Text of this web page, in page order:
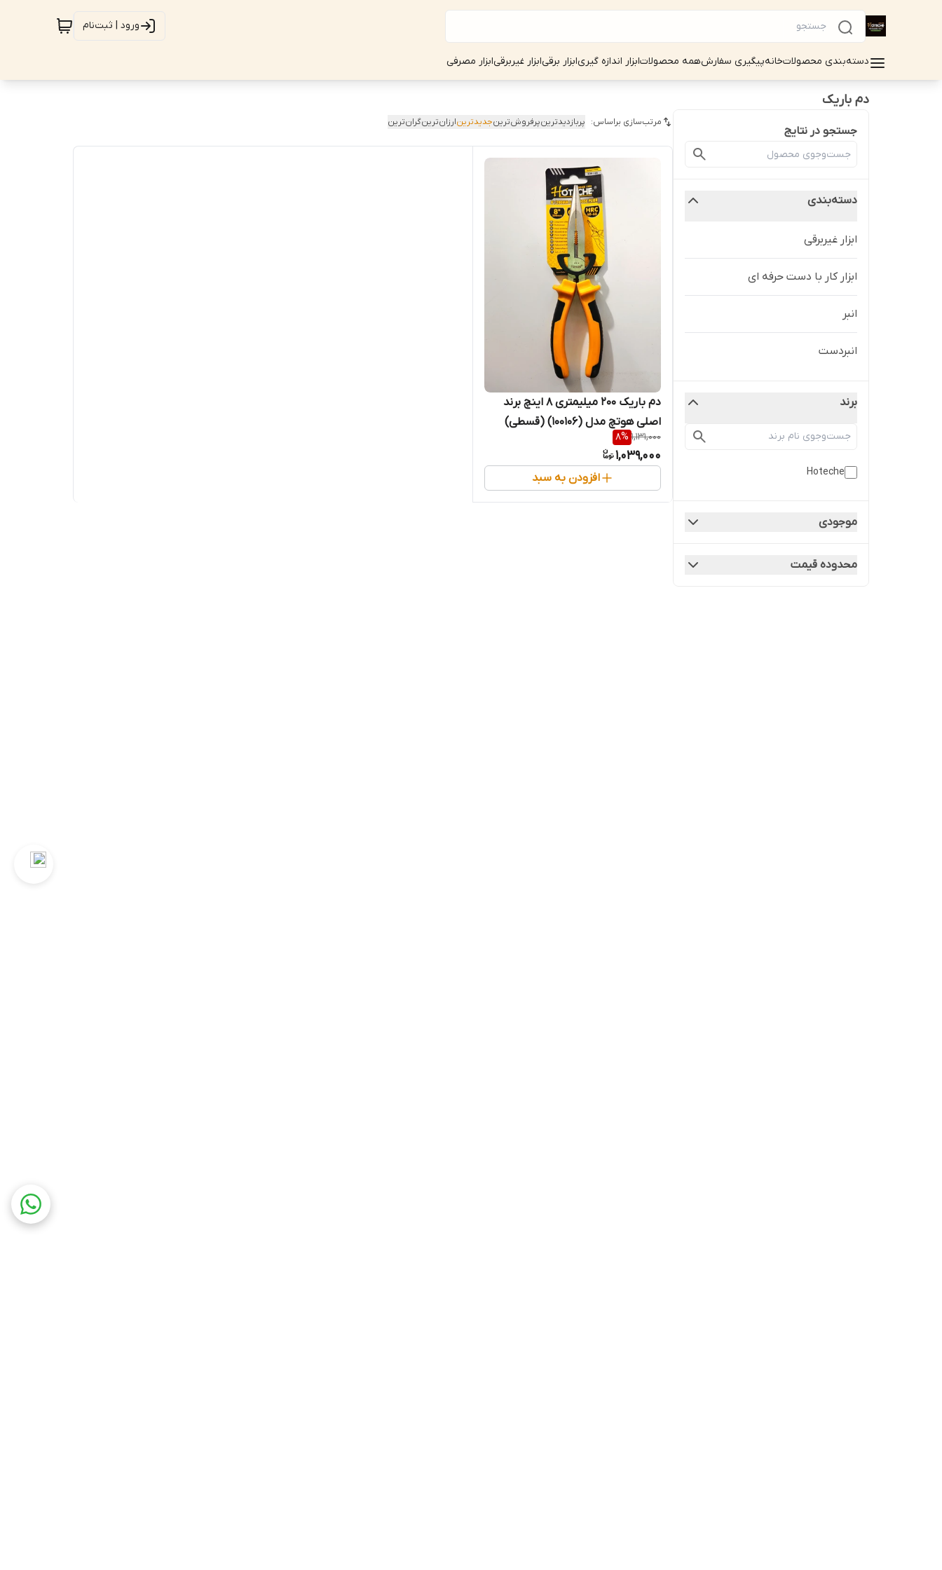
ورود | ثبت‌نام
دسته‌بندی محصولاتخانهپیگیری سفارشهمه محصولاتابزار اندازه گیریابزار برقیابزار غیربرقیابزار مصرفی
دم باریک
جستجو در نتایج
دسته‌بندی
ابزار غیربرقی
ابزار کار با دست حرفه ای
انبر
انبردست
برند
Hoteche
موجودی
محدوده قیمت
مرتب‌سازی براساس: پربازدیدترینپرفروش‌ترینجدیدترینارزان‌ترینگران‌ترین
دم باریک 200 میلیمتری 8 اینچ برند
اصلی هوتچ مدل (100106) (قسطی)
1,131,000
8%
1,039,000
افزودن به سبد